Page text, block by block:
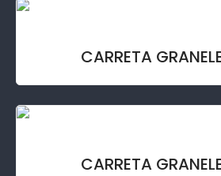
CARRETA
CARRETA